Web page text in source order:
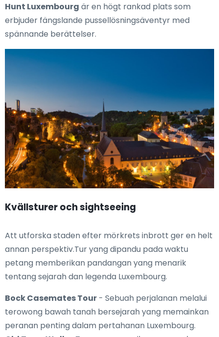
Hunt Luxembourg är en högt rankad plats som
erbjuder fängslande pussellösningsäventyr med
spännande berättelser.
Kvällsturer och sightseeing
Att utforska staden efter mörkrets inbrott ger en helt
annan perspektiv.Tur yang dipandu pada waktu
petang memberikan pandangan yang menarik
tentang sejarah dan legenda Luxembourg.
Bock Casemates Tour - Sebuah perjalanan melalui
terowong bawah tanah bersejarah yang memainkan
peranan penting dalam pertahanan Luxembourg.